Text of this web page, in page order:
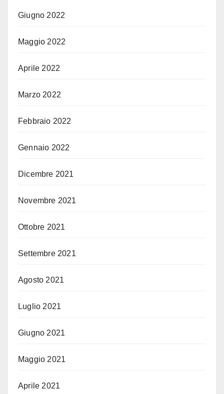
Giugno 2022
Maggio 2022
Aprile 2022
Marzo 2022
Febbraio 2022
Gennaio 2022
Dicembre 2021
Novembre 2021
Ottobre 2021
Settembre 2021
Agosto 2021
Luglio 2021
Giugno 2021
Maggio 2021
Aprile 2021